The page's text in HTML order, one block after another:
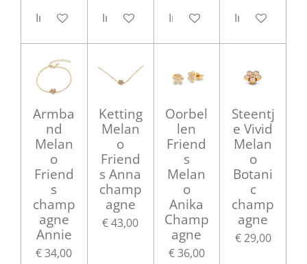
In winkelwagenIn winkelwagenIn winkelwagenIn
Armba
nd
Melan
o
Friend
s
champ
agne
Annie
€ 34,00
Ketting
Melan
o
Friend
s Anna
champ
agne
€ 43,00
Oorbel
len
Friend
s
Melan
o
Anika
Champ
agne
€ 36,00
Steentj
e Vivid
Melan
o
Botani
c
champ
agne
€ 29,00